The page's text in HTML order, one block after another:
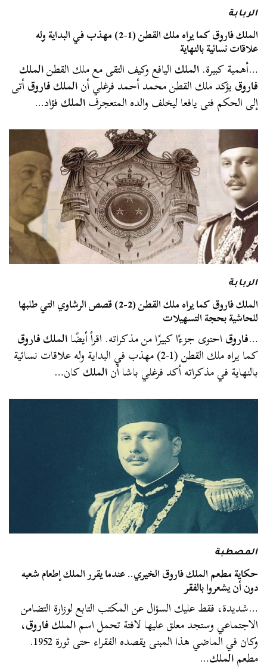
الربابة
الملك فاروق كما يراه ملك القطن (1-2) مهذب في البداية وله
علاقات نسائية بالنهاية
…أهمية كبيرة.الملكاليافع وكيف التقى مع ملك القطنالملك
فاروقيؤكد ملك القطن محمد أحمد فرغلي أنالملك فاروقأتى
إلى الحكم فتى يافعا ليخلف والده المتعجرفالملكفؤاد…
الربابة
الملك فاروق كما يراه ملك القطن (2-2) قصص الرشاوي التي طلبها
للحاشية بحجة التسهيلات
…فاروقاحتوى جزءًا كبيرًا من مذكراته. اقرأ أيضًاالملك فاروق
كما يراه ملك القطن (1-2) مهذب في البداية وله علاقات نسائية
بالنهاية في مذكراته أكد فرغلي باشا أنالملككان…
المصطبة
حكاية مطعم الملك فاروق الخيري.. عندما يقرر الملك إطعام شعبه
دون أن يشعروا بالفقر
…شديدة، فقط عليك السؤال عن المكتب التابع لوزارة التضامن
الاجتماعي وستجد معلق عليها لافتة تحمل اسمالملك فاروق،
وكان في الماضي هذا المبنى يقصده الفقراء حتى ثورة 1952.
مطعمالملك…